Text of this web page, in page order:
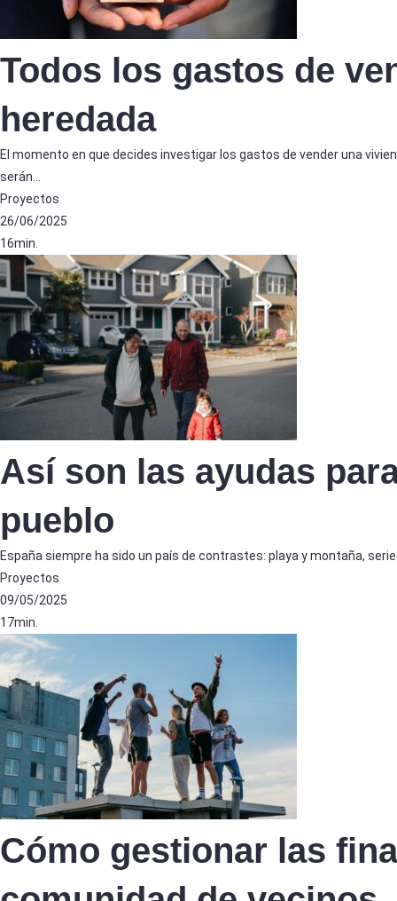
Todos los gastos de
heredada
El momento en que decides investigar los gastos de vender una
serán…
Proyectos
26/06/2025
16min.
Así son las ayudas
pueblo
España siempre ha sido un país de contrastes: playa y montaña,
Proyectos
09/05/2025
17min.
Cómo gestionar las